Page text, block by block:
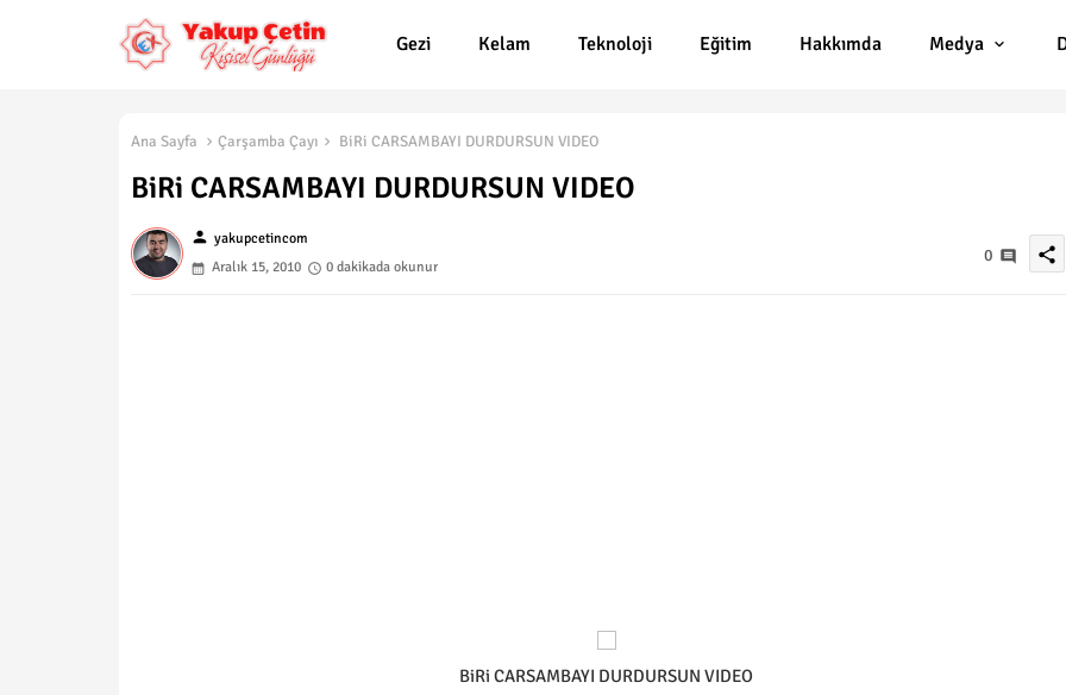
Gezi Kelam Teknoloji Eğitim Hakkımda Medya
Ana Sayfa Çarşamba Çayı BiRi CARSAMBAYI DURDURSUN VIDEO
BiRi CARSAMBAYI DURDURSUN VIDEO
person yakupcetincom
Aralık 15, 2010
0 dakikada okunur
0 share
BiRi CARSAMBAYI DURDURSUN VIDEO